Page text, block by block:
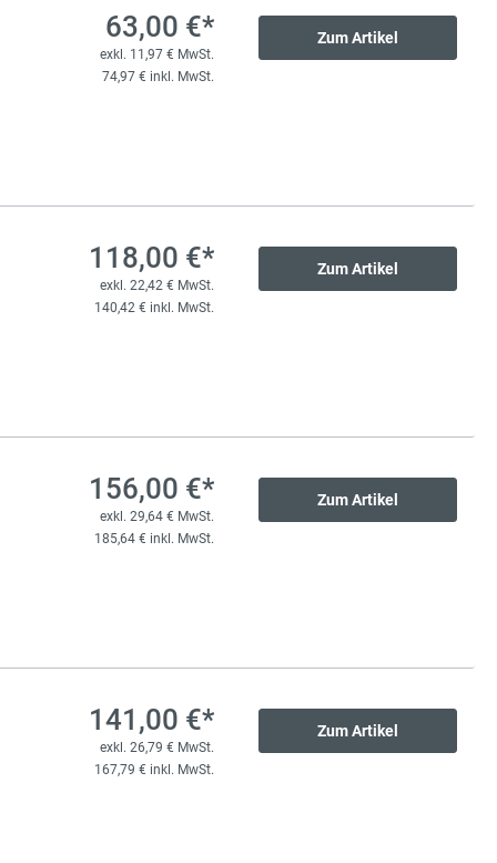
63,00 €*
exkl. 11,97 € MwSt.
74,97 € inkl. MwSt.
Zum Artikel
118,00 €*
exkl. 22,42 € MwSt.
140,42 € inkl. MwSt.
Zum Artikel
156,00 €*
exkl. 29,64 € MwSt.
185,64 € inkl. MwSt.
Zum Artikel
141,00 €*
exkl. 26,79 € MwSt.
167,79 € inkl. MwSt.
Zum Artikel